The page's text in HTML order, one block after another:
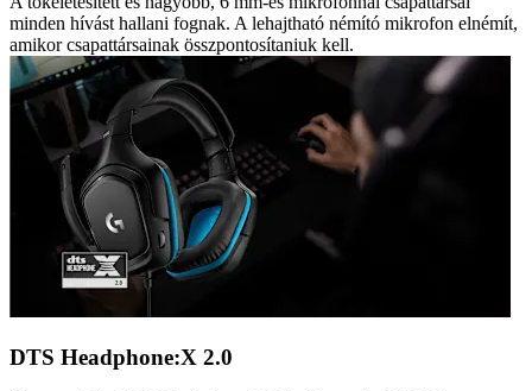
minden hívást hallani fognak. A lehajtható némító mikrofon elnémít,
amikor csapattársainak összpontosítaniuk kell.
DTS Headphone:X 2.0